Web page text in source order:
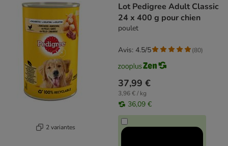
2 variantes
Lot Pedigree Adult Classic
24 x 400 g pour chien
poulet
37,99 €
3,96 € / kg
36,09 €
Avis: 4.5/5 (80)